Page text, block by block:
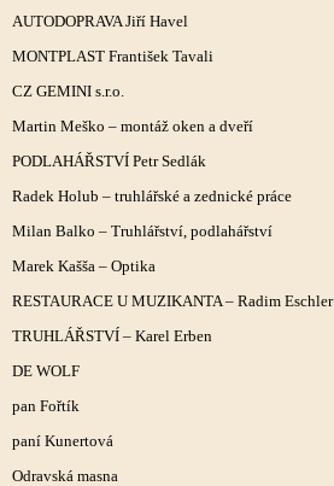
AUTODOPRAVA Jiří Havel
MONTPLAST František Tavali
CZ GEMINI s.r.o.
Martin Meško – montáž oken a dveří
PODLAHÁŘSTVÍ Petr Sedlák
Radek Holub – truhlářské a zednické práce
Milan Balko – Truhlářství, podlahářství
Marek Kašša – Optika
RESTAURACE U MUZIKANTA – Radim Eschler
TRUHLÁŘSTVÍ – Karel Erben
DE WOLF
pan Fořtík
paní Kunertová
Odravská masna